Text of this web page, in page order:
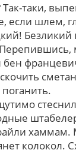
таки,
еcли шлем,
хаммам.
колокол.